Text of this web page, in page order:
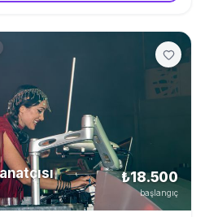
₺18.500
başlangıç